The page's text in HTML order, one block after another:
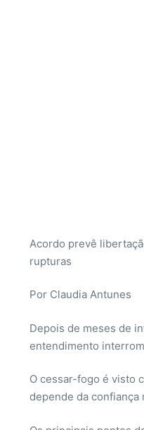
Acordo prevê
rupturas
Por Claudia Antunes
Depois de meses de
entendimento
O cessar-fogo é visto
depende da confiança